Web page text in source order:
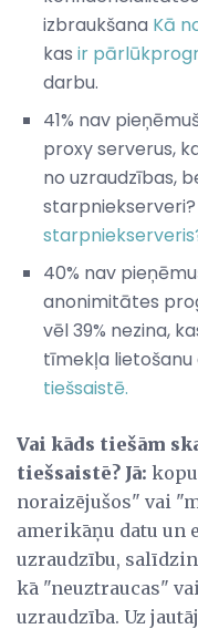
izbraukšana Kā
kas ir
darbu.
41% nav
proxy serverus,
no uzraudzības,
40% nav
anonimitātes
vēl 39% nezina,
tīmekļa lietošanu
tiešsaistē.
Vai kāds tiešām
tiešsaistē? Jā:
noraizējušos" vai
amerikāņu datu un
uzraudzību,
kā "neuztraucas"
uzraudzība. Uz